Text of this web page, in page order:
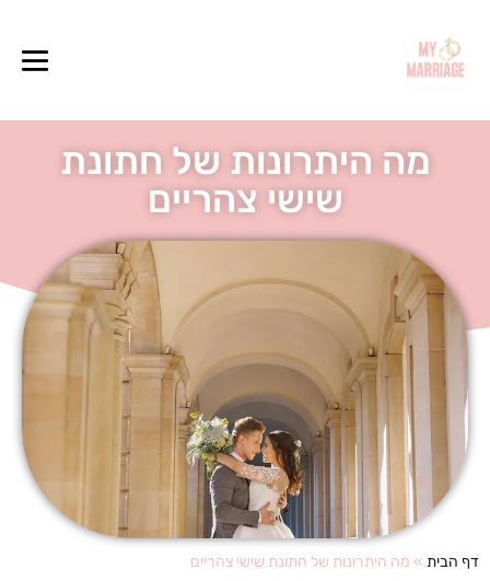
מה היתרונות של חתונת
שישי צהריים
דף הבית » מה היתרונות של חתונת שישי צהריים